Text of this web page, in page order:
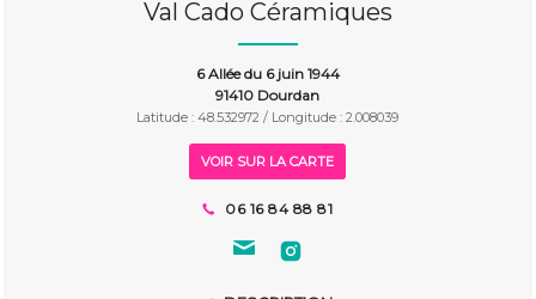
Val Cado Céramiques
6 Allée du 6 juin 1944
91410 Dourdan
Latitude : 48.532972 / Longitude : 2.008039
VOIR SUR LA CARTE
06 16 84 88 81